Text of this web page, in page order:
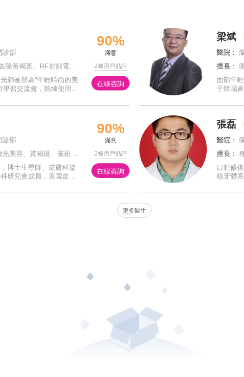
診部
、五冰點無痛脫毛、紅藍光去豆、皮膚美容護理等
師被譽為“年輕時尚的美
習交流會，熟練使用美
90%
滿意
2條用戶點評
在線咨詢
梁斌
醫院：
擅長：
面部年
于韓國
家大型
診部
素沉著、鮮紅斑痣、血管瘤、毛細血管擴張、激素性皮炎、痤瘡皮膚等
博士生導師。皮膚科協
研究會成員，美國皮膚
90%
滿意
2條用戶點評
在線咨詢
張磊
醫院：
擅長：
種
口腔修
植牙體
牙、全
更多醫生